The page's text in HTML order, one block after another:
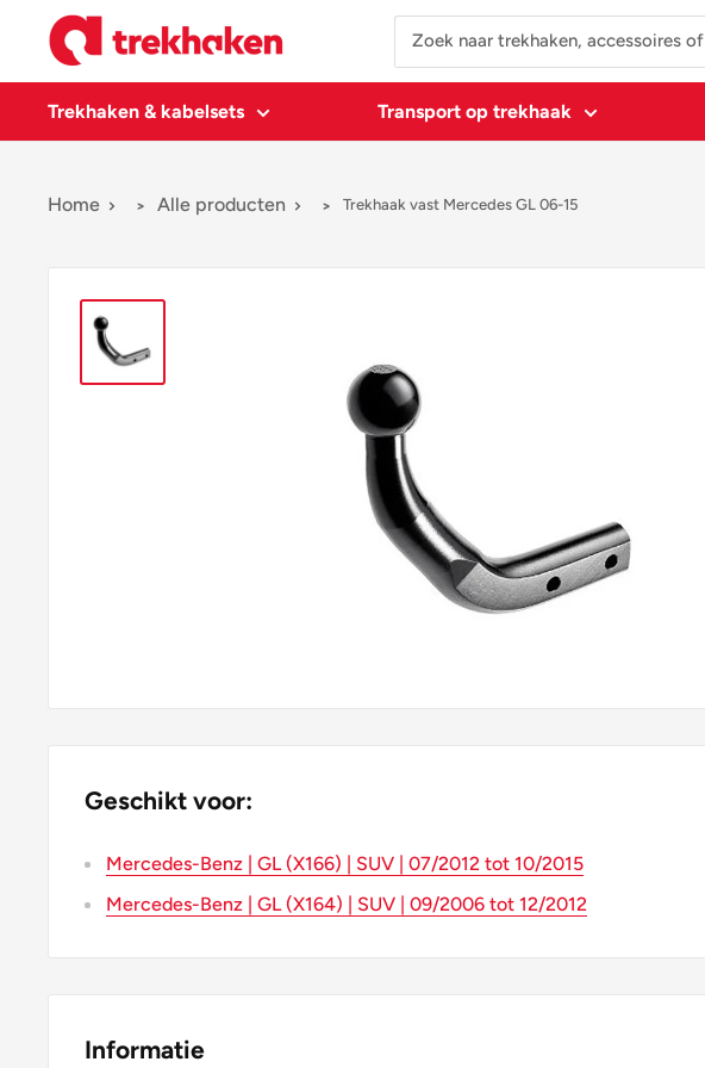
Doorgaan
artikel
Trekhaken
Trekhaken & kabelsets Transport op trekhaak
Home Alle producten Trekhaak vast Mercedes GL 06-15
Geschikt voor:
Mercedes-Benz | GL (X166) | SUV | 07/2012 tot 10/2015
Mercedes-Benz | GL (X164) | SUV | 09/2006 tot 12/2012
Informatie